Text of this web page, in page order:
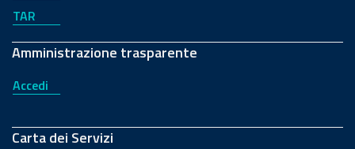
TAR
Amministrazione trasparente
Accedi
Carta dei Servizi